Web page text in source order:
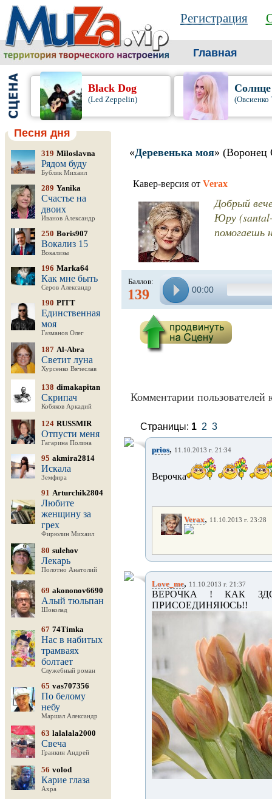
Регистрация
Главная
Black Dog
(Led Zeppelin) (Овсиенко
Песня дня
319 Miloslavna
Рядом буду
Бублик Михаил
289 Yanika
Счастье на
двоих
Иванов Александр
250 Boris907
Вокализ 15
Вокализы
196 Marka64
Как мне быть
Серов Александр
190 PITT
Единственная
моя
Газманов Олег
187 Al-Abra
Светит луна
Хурсенко Вячеслав
138 dimakapitan
Скрипач
Кобяков Аркадий
124 RUSSMIR
Отпусти меня
Гагарина Полина
95 akmira2814
Искала
Земфира
91 Arturchik2804
Любите
женщину за
грех
Фирюлин Михаил
80 sulehov
Лекарь
Полотно Анатолий
69 akononov6690
Алый тюльпан
Шоколад
67 74Timka
Нас в набитых
трамваях
болтает
Служебный роман
65 vas707356
По белому
небу
Маршал Александр
63 lalalala2000
Свеча
Гранкин Андрей
56 volod
Карие глаза
Ахра
«Деревенька моя» (Воронец
Кавер-версия от Verax
Добрый
Юру
помогаешь
Баллов:
139 00:00
Комментарии пользователей
Страницы: 1 2 3
prios, 11.10.2013 г. 21:34
Верочка
Verax, 11.10.2013 г. 23:28
Love_me, 11.10.2013 г. 21:37
ВЕРОЧКА ! КАК
ПРИСОЕДИНЯЮСЬ!!